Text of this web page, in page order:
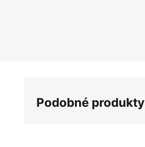
Podobné produkty